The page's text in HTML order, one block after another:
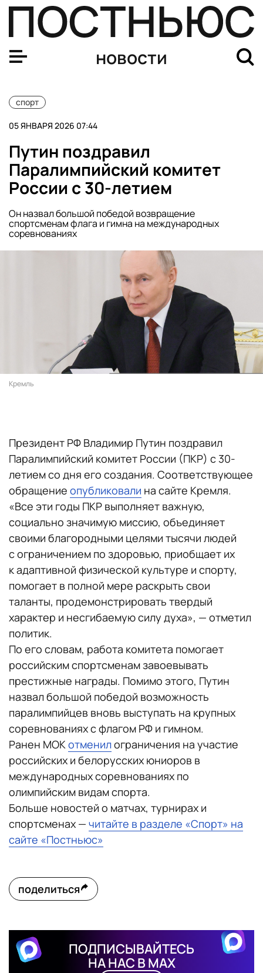
новости
спорт
05 ЯНВАРЯ 2026 07:44
Путин поздравил
Паралимпийский комитет
России с 30-летием
Он назвал большой победой возвращение
спортсменам флага и гимна на международных
соревнованиях
Кремль
Президент РФ Владимир Путин поздравил
Паралимпийский комитет России (ПКР) с 30-
летием со дня его создания. Соответствующее
обращение опубликовали на сайте Кремля.
«Все эти годы ПКР выполняет важную,
социально значимую миссию, объединяет
своими благородными целями тысячи людей
с ограничением по здоровью, приобщает их
к адаптивной физической культуре и спорту,
помогает в полной мере раскрыть свои
таланты, продемонстрировать твердый
характер и несгибаемую силу духа», — отметил
политик.
По его словам, работа комитета помогает
российским спортсменам завоевывать
престижные награды. Помимо этого, Путин
назвал большой победой возможность
паралимпийцев вновь выступать на крупных
соревнованиях с флагом РФ и гимном.
Ранен МОКотменилограничения на участие
российских и белорусских юниоров в
международных соревнованиях по
олимпийским видам спорта.
Больше новостей о матчах, турнирах и
спортсменах — читайте в разделе «Спорт» на
сайте «Постньюс»
поделиться
ПОДПИСЫВАЙТЕСЬ
НА НАС В MAX
Александра Лукашенко уронил партнер по команде во